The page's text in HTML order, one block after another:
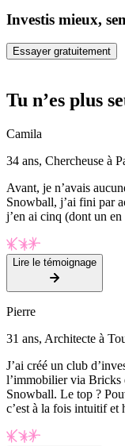
Investis mieux,
Essayer gratuitement
Tu n’es plus
Camila
34 ans, Chercheuse à
Avant, je n’avais
Snowball, j’ai fini par
j’en ai cinq (dont un
Lire le témoignage
Pierre
31 ans, Architecte à
J’ai créé un club
l’immobilier via Bricks
Snowball. Le top ?
c’est à la fois intuitif et